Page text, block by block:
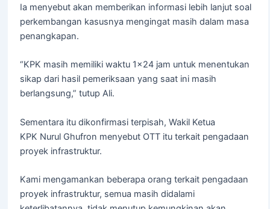
Ia menyebut akan memberikan informasi lebih lanjut soal
perkembangan kasusnya mengingat masih dalam masa
penangkapan.
“KPK masih memiliki waktu 1×24 jam untuk menentukan
sikap dari hasil pemeriksaan yang saat ini masih
berlangsung,” tutup Ali.
Sementara itu dikonfirmasi terpisah, Wakil Ketua
KPK Nurul Ghufron menyebut OTT itu terkait pengadaan
proyek infrastruktur.
Kami mengamankan beberapa orang terkait pengadaan
proyek infrastruktur, semua masih didalami